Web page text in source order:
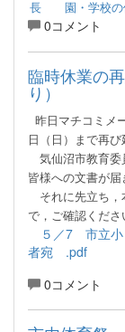
長 園・学校の
0コメント
臨時休業の
り）
昨日マチコミメ
日（日）まで再び
気仙沼市教育委
皆様への文書が
それに先立ち
で，ご確認くださ
５／7 市立小
者宛 .pdf
0コメント